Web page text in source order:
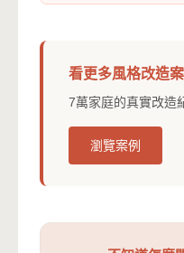
看更多風格改造
7萬家庭的真實改造
瀏覽案例